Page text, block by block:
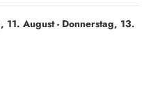
11. August- Donnerstag, 13.